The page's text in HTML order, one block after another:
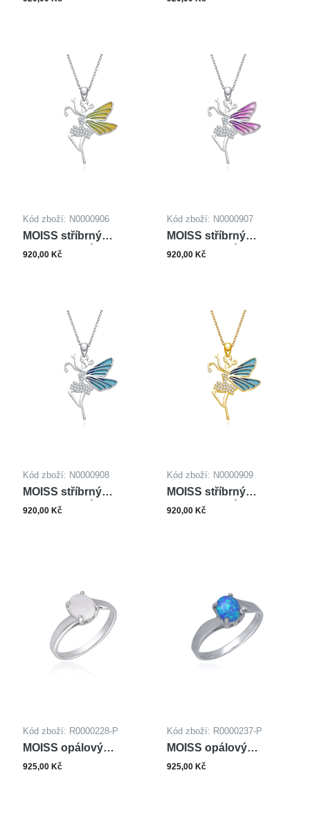
Kód zboží: N0000906
MOISS stříbrný
náhrdelník VÍLA
920,00 Kč
Kód zboží: N0000907
MOISS stříbrný
náhrdelník VÍLA
920,00 Kč
Kód zboží: N0000908
MOISS stříbrný
náhrdelník VÍLA
920,00 Kč
Kód zboží: N0000909
MOISS stříbrný
náhrdelník VÍLA
920,00 Kč
Kód zboží: R0000228-P
MOISS opálový
stříbrný prsten
925,00 Kč
Kód zboží: R0000237-P
MOISS opálový
stříbrný prsten
925,00 Kč